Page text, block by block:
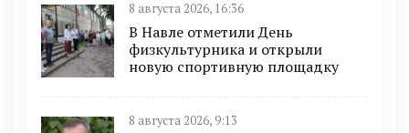
8 августа 2026, 16:36
В Навле отметили День
физкультурника и открыли
новую спортивную площадку
8 августа 2026, 9:13